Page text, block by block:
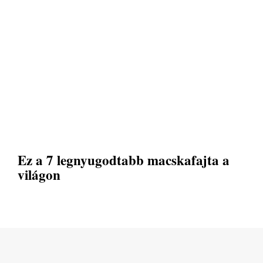
Ez a 7 legnyugodtabb macskafajta a
világon